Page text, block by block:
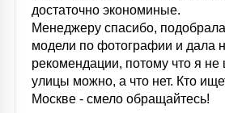
достаточно экономиные.
Менеджеру спасибо,
модели по фотографии и дала
рекомендации, потому что я
улицы можно, а что нет. Кто
Москве - смело обращайтесь!